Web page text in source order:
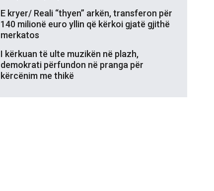
E kryer/ Reali “thyen” arkën, transferon për
140 milionë euro yllin që kërkoi gjatë gjithë
merkatos
I kërkuan të ulte muzikën në plazh,
demokrati përfundon në pranga për
kërcënim me thikë